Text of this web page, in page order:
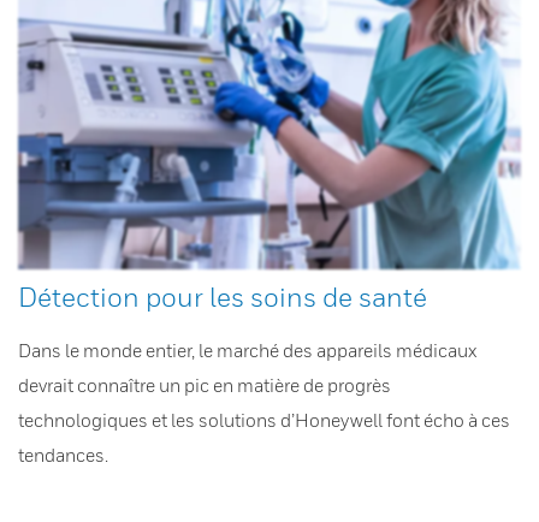
Détection pour les soins de santé
Dans le monde entier, le marché des appareils médicaux
devrait connaître un pic en matière de progrès
technologiques et les solutions d’Honeywell font écho à ces
tendances.